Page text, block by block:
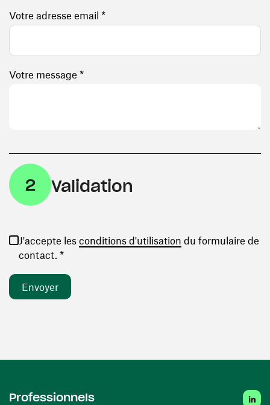
Votre adresse email *
Votre message *
2 Validation
J'accepte les conditions d'utilisation (ouvre une
du formulaire de
contact. *
Professionnels